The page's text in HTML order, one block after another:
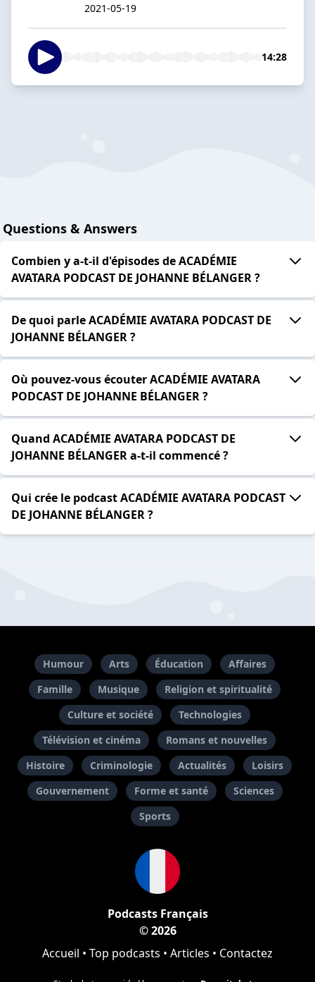
2021-05-19
14:28
Questions & Answers
Combien y a-t-il d'épisodes de ACADÉMIE
AVATARA PODCAST DE JOHANNE BÉLANGER ?
De quoi parle ACADÉMIE AVATARA PODCAST DE
JOHANNE BÉLANGER ?
Où pouvez-vous écouter ACADÉMIE AVATARA
PODCAST DE JOHANNE BÉLANGER ?
Quand ACADÉMIE AVATARA PODCAST DE
JOHANNE BÉLANGER a-t-il commencé ?
Qui crée le podcast ACADÉMIE AVATARA PODCAST
DE JOHANNE BÉLANGER ?
Humour Arts Éducation
Affaires
Famille
Musique
Religion et spiritualité
Culture et société
Technologies
Télévision et cinéma
Romans et nouvelles
Histoire
Criminologie Actualités
Loisirs
Gouvernement
Forme et santé
Sciences
Sports
Podcasts Français
© 2026
Accueil • Top podcasts • Articles • Contactez